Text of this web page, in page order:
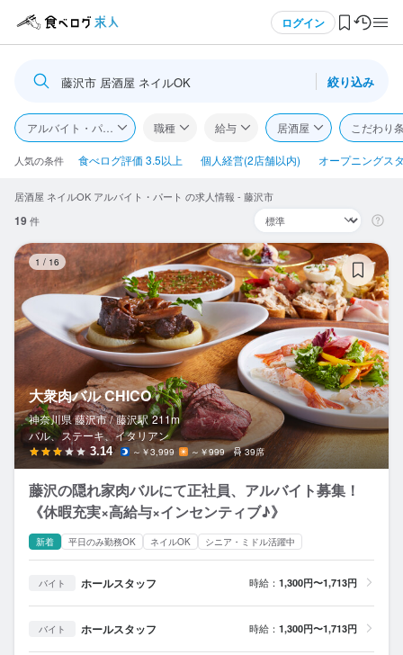
ログイン
ログイン・無料会員登録
食べログ求人TOP
求人検索
閲覧履歴
気になる求人
検索履歴・保存した条件
応募履歴
WEB履歴書
スカウト・メルマガ受信設定
ヘルプ・お問い合わせフォーム
掲載をご検討の店舗様へ
食べログ求人PRESS
藤沢市 居酒屋 ネイルOK 絞り込み
アルバイト・パート 職種 給与 居酒屋 こだわり
人気の条件 食べログ評価 3.5以上 個人経営(2店舗以内) オープニングス
居酒屋 ネイルOK アルバイト・パート の求人情報 - 藤沢市
19件
1 / 16
大衆肉バル CHICO
神奈川県 藤沢市 / 藤沢駅 211m
バル、ステーキ、イタリアン
3.14 ～￥3,999 ～￥999 39席
藤沢の隠れ家肉バルにて正社員、アルバイト募集！
《休暇充実×高給与×インセンティブ♪》
新着 平日のみ勤務OK ネイルOK シニア・ミドル活躍中
バイト ホールスタッフ 時給： 1,300円〜1,713円
バイト ホールスタッフ 時給： 1,300円〜1,713円